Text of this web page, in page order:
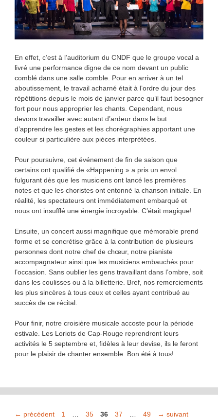
En effet, c’est à l’auditorium du CNDF que le groupe vocal a
livré une performance digne de ce nom devant un public
comblé dans une salle comble. Pour en arriver à un tel
aboutissement, le travail acharné était à l’ordre du jour des
répétitions depuis le mois de janvier parce qu’il faut besogner
fort pour nous approprier les chants. Cependant, nous
devons travailler avec autant d’ardeur dans le but
d’apprendre les gestes et les chorégraphies apportant une
couleur si particulière aux pièces interprétées.
Pour poursuivre, cet événement de fin de saison que
certains ont qualifié de «Happening » a pris un envol
fulgurant dès que les musiciens ont lancé les premières
notes et que les choristes ont entonné la chanson initiale. En
réalité, les spectateurs ont immédiatement embarqué et
nous ont insufflé une énergie incroyable. C’était magique!
Ensuite, un concert aussi magnifique que mémorable prend
forme et se concrétise grâce à la contribution de plusieurs
personnes dont notre chef de chœur, notre pianiste
accompagnateur ainsi que les musiciens embauchés pour
l’occasion. Sans oublier les gens travaillant dans l’ombre, soit
dans les coulisses ou à la billetterie. Bref, nos remerciements
les plus sincères à tous ceux et celles ayant contribué au
succès de ce récital.
Pour finir, notre croisière musicale accoste pour la période
estivale. Les Loriots de Cap-Rouge reprendront leurs
activités le 5 septembre et, fidèles à leur devise, ils le feront
pour le plaisir de chanter ensemble. Bon été à tous!
← précédent Page
1 … Page
35 Page
36 Page
37 … Page
49 → suivant